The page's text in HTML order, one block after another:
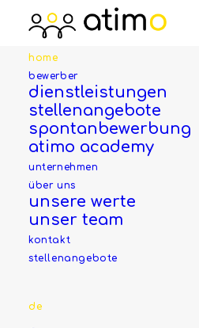
home
bewerber
dienstleistungen
stellenangebote
spontanbewerbung
atimo academy
unternehmen
über uns
unsere werte
unser team
kontakt
stellenangebote
de
Seit über 30
HR-
spezialisiert.
Fest- und